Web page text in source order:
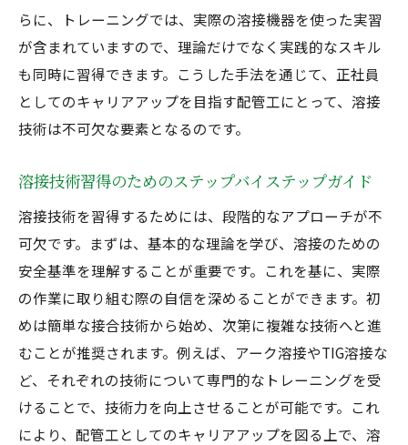
らに、トレーニングでは、実際の溶接機器を使った実習
が含まれていますので、理論だけでなく実践的なスキル
も同時に習得できます。こうした手法を通じて、正社員
としてのキャリアアップを目指す配管工にとって、溶接
技術は不可欠な要素となるのです。
溶接技術習得のためのステップバイステップガイド
溶接技術を習得するためには、段階的なアプローチが不
可欠です。まずは、基本的な理論を学び、溶接のための
安全基準を理解することが重要です。これを基に、実際
の作業に取り組む際の自信を深めることができます。初
めは簡単な接合技術から始め、次第に複雑な技術へと進
むことが推奨されます。例えば、アーク溶接やTIG溶接な
ど、それぞれの技術について専門的なトレーニングを受
けることで、技術力を向上させることが可能です。これ
により、配管工としてのキャリアアップを図る上で、溶